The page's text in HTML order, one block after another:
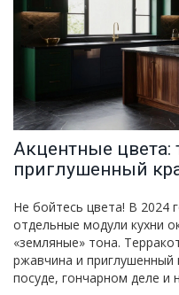
Акцентные цвета:
приглушенный
Не бойтесь цвета! В 2024
отдельные модули кухни
«земляные» тона.
ржавчина и
посуде, гончарном деле и